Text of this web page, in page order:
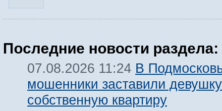
Последние новости раздела:
07.08.2026 11:24 В
мошенники заставили
собственную квартиру